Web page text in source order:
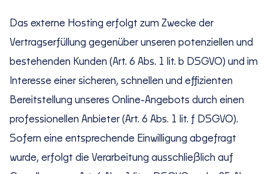
Das externe Hosting erfolgt zum Zwecke der
Vertragserfüllung gegenüber unseren potenziellen und
bestehenden Kunden (Art. 6 Abs. 1 lit. b DSGVO) und im
Interesse einer sicheren, schnellen und effizienten
Bereitstellung unseres Online-Angebots durch einen
professionellen Anbieter (Art. 6 Abs. 1 lit. f DSGVO).
Sofern eine entsprechende Einwilligung abgefragt
wurde, erfolgt die Verarbeitung ausschließlich auf